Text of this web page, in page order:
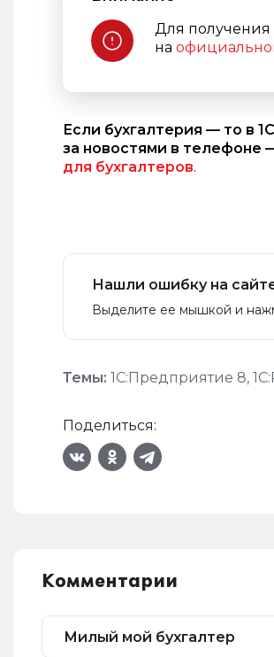
Для получения
на
Если бухгалтерия — то в
за новостями в телефоне
для бухгалтеров.
Нашли ошибку на
Выделите ее мышкой и
Темы: 1С:Предприятие 8,
Поделиться:
Комментарии